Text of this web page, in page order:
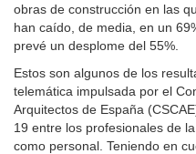
obras de construcción en las
han caído, de media, en un
prevé un desplome del 55%.
Estos son algunos de los
telemática impulsada por el
Arquitectos de España
19 entre los profesionales de
como personal. Teniendo en